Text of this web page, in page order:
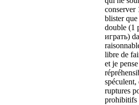
conserver
blister que
double (1
играть)
libre de
et je
spéculent,
ruptures
prohibitifs